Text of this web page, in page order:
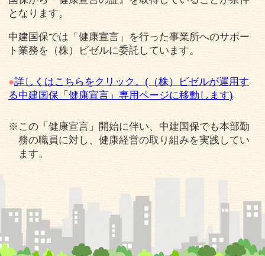
となります。
中建国保では「健康宣言」を行った事業所へのサポー
ト業務を（株）ビゼルに委託しています。
●詳しくはこちらをクリック。(（株）ビゼルが運用す
る中建国保「健康宣言」専用ページに移動します)
※この「健康宣言」開始に伴い、中建国保でも本部勤
務の職員に対し、健康経営の取り組みを実践してい
ます。